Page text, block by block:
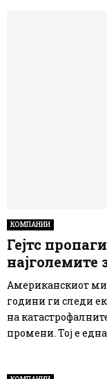
КОМПАНИИ
Гејтс
најголемите
Американскиот
години ги следи
на
промени. Тој е